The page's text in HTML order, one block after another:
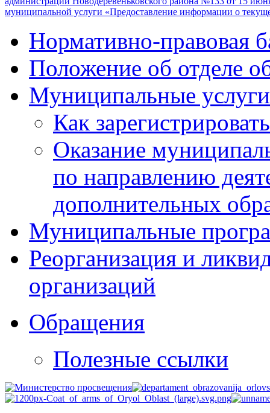
муниципальной услуги «Предоставление информации о
Нормативно-правовая
Положение об отделе
Муниципальные
Как
Оказание
по направлению
дополнительных
Муниципальные
Реорганизация и
организаций
Обращения
Полезные ссылки